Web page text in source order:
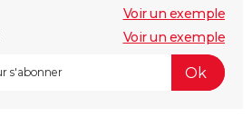
Voir un exemple
Voir un exemple